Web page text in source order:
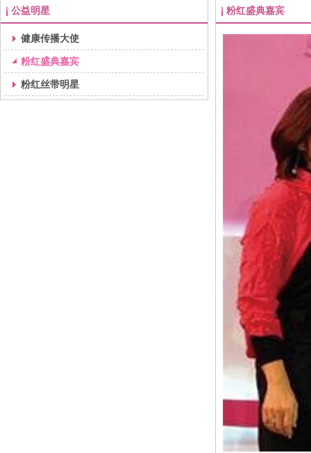
公益明星
健康传播大使
粉红盛典嘉宾
粉红丝带明星
粉红盛典嘉宾